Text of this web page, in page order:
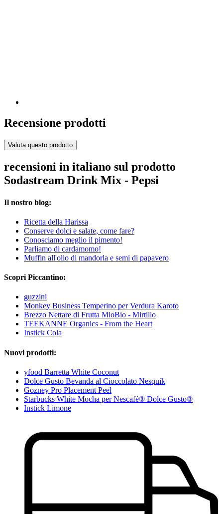
Recensione prodotti
Valuta questo prodotto
recensioni in italiano sul prodotto
Sodastream Drink Mix - Pepsi
Il nostro blog:
Ricetta della Harissa
Conserve dolci e salate, come fare?
Conosciamo meglio il pimento!
Parliamo di cardamomo!
Muffin all'olio di mandorla e semi di papavero
Scopri Piccantino:
guzzini
Monkey Business Temperino per Verdura Karoto
Brezzo Nettare di Frutta MioBio - Mirtillo
TEEKANNE Organics - From the Heart
Instick Cola
Nuovi prodotti:
yfood Barretta White Coconut
Dolce Gusto Bevanda al Cioccolato Nesquik
Gozney Pro Placement Peel
Starbucks White Mocha per Nescafé® Dolce Gusto®
Instick Limone